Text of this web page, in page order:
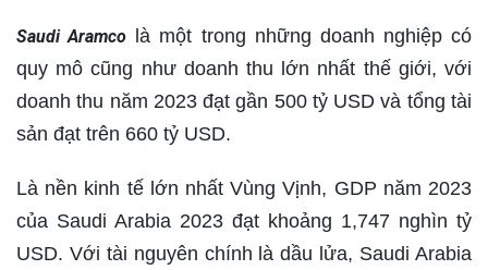
Saudi Aramco là một trong những doanh nghiệp có
quy mô cũng như doanh thu lớn nhất thế giới, với
doanh thu năm 2023 đạt gần 500 tỷ USD và tổng tài
sản đạt trên 660 tỷ USD.
Là nền kinh tế lớn nhất Vùng Vịnh, GDP năm 2023
của Saudi Arabia 2023 đạt khoảng 1,747 nghìn tỷ
USD. Với tài nguyên chính là dầu lửa, Saudi Arabia